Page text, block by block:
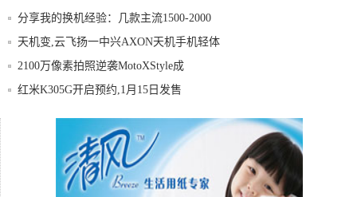
分享我的换机经验：几款主流1500-2000
天机变,云飞扬一中兴AXON天机手机轻体
验
2100万像素拍照逆袭MotoXStyle成
红米K305G开启预约,1月15日发售
比起排队预约抢购小米红米手机,用京东的